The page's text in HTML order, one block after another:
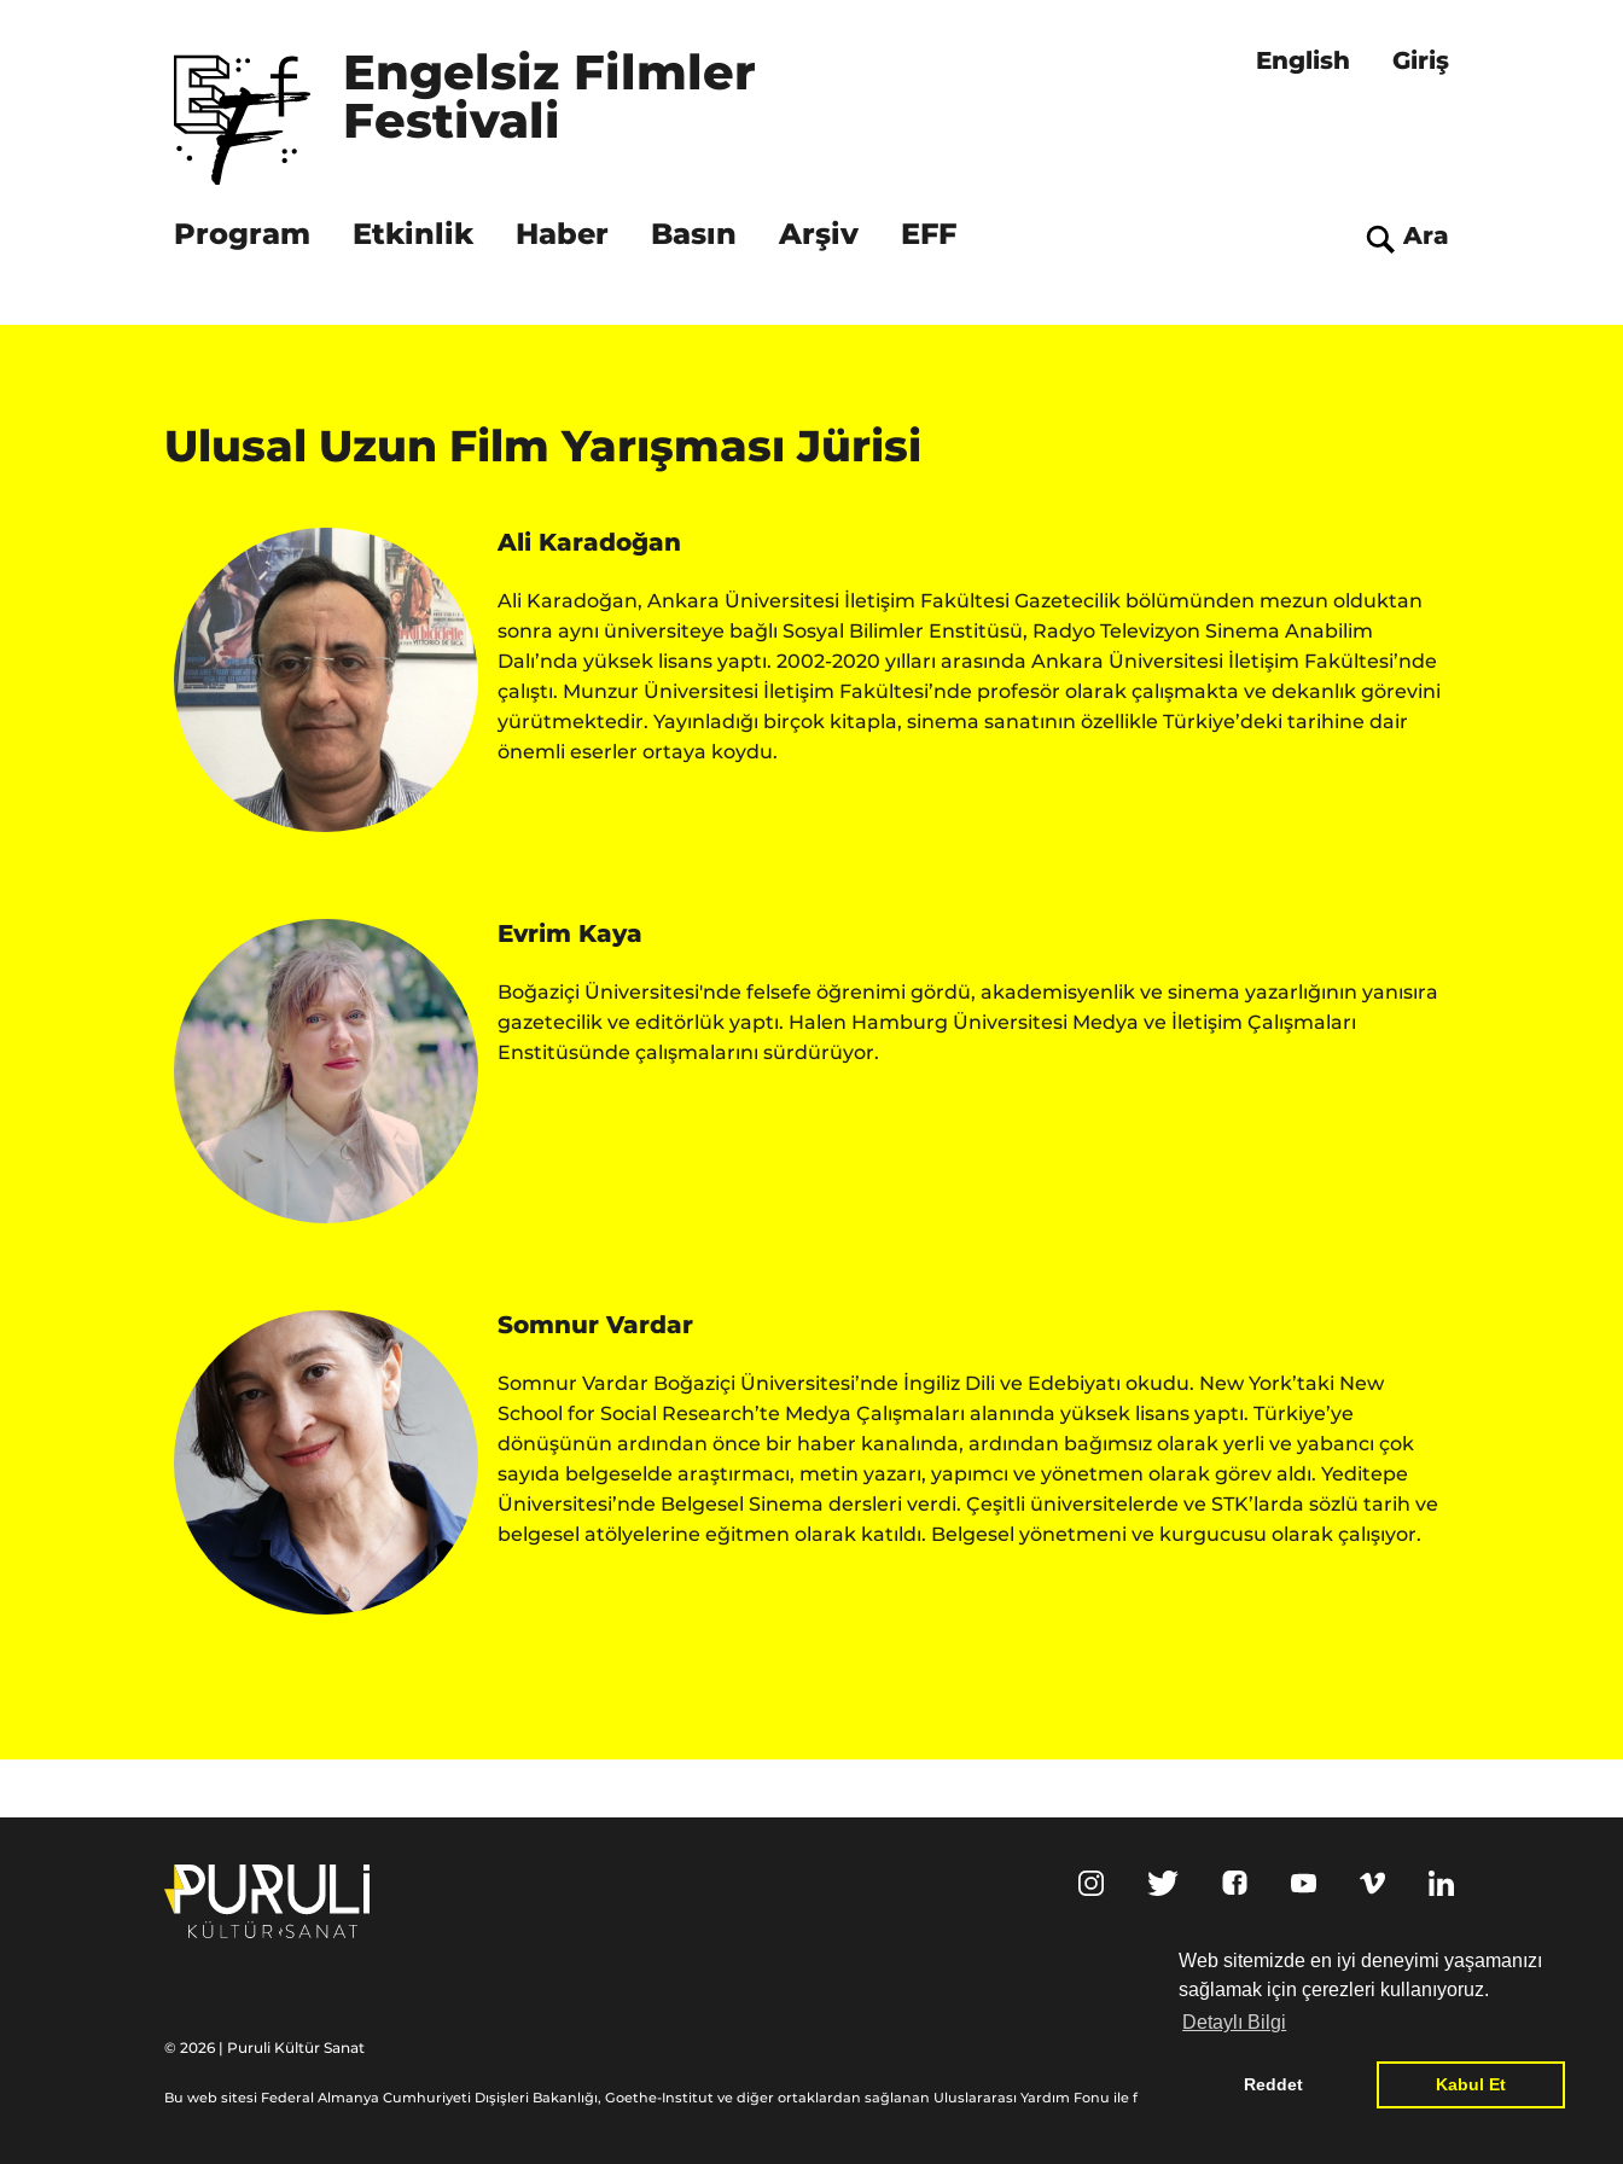
Web sitemizde en iyi deneyimi yaşamanızı
sağlamak için çerezleri kullanıyoruz.
Detaylı Bilgi
Reddet Kabul Et
Engelsiz Filmler
Festivali
Giriş
English
Program Etkinlik Haber Basın Arşiv EFF Ara
Ulusal Uzun Film Yarışması Jürisi
Ali Karadoğan
Ali Karadoğan, Ankara Üniversitesi İletişim Fakültesi Gazetecilik bölümünden mezun olduktan
sonra aynı üniversiteye bağlı Sosyal Bilimler Enstitüsü, Radyo Televizyon Sinema Anabilim
Dalı’nda yüksek lisans yaptı. 2002-2020 yılları arasında Ankara Üniversitesi İletişim Fakültesi’nde
çalıştı. Munzur Üniversitesi İletişim Fakültesi’nde profesör olarak çalışmakta ve dekanlık görevini
yürütmektedir. Yayınladığı birçok kitapla, sinema sanatının özellikle Türkiye’deki tarihine dair
önemli eserler ortaya koydu.
Evrim Kaya
Boğaziçi Üniversitesi'nde felsefe öğrenimi gördü, akademisyenlik ve sinema yazarlığının yanısıra
gazetecilik ve editörlük yaptı. Halen Hamburg Üniversitesi Medya ve İletişim Çalışmaları
Enstitüsünde çalışmalarını sürdürüyor.
Somnur Vardar
Somnur Vardar Boğaziçi Üniversitesi’nde İngiliz Dili ve Edebiyatı okudu. New York’taki New
School for Social Research’te Medya Çalışmaları alanında yüksek lisans yaptı. Türkiye’ye
dönüşünün ardından önce bir haber kanalında, ardından bağımsız olarak yerli ve yabancı çok
sayıda belgeselde araştırmacı, metin yazarı, yapımcı ve yönetmen olarak görev aldı. Yeditepe
Üniversitesi’nde Belgesel Sinema dersleri verdi. Çeşitli üniversitelerde ve STK’larda sözlü tarih ve
belgesel atölyelerine eğitmen olarak katıldı. Belgesel yönetmeni ve kurgucusu olarak çalışıyor.
© 2026 | Puruli Kültür Sanat
Bu web sitesi Federal Almanya Cumhuriyeti Dışişleri Bakanlığı, Goethe-Institut ve diğer ortaklardan sağlanan Uluslararası Yardım Fonu ile finanse edilmiştir: